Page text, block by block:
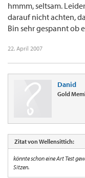
hmmm, seltsam.
darauf nicht achten,
Bin sehr gespannt ob
22. April 2007
Danid
Gold
Zitat von Wellensittich:
könnte schon eine Art Test
Sitzen.